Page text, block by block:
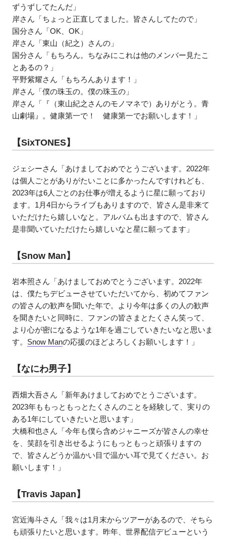
ずうずしてたんだ」
岸さん「ちょっと正直してました。皆さんしてたので」
国分さん「OK、OK」
岸さん「東山（紀之）さんの」
国分さん「もちろん。ちなみにこれは他のメンバー見たこ
とあるの？」
平野紫耀さん「もちろんあります！」
岸さん「僕の珠玉の。僕の珠玉の」
岸さん「『（東山紀之さんのモノマネで）ありがとう。青
山劇場』。健康第一で！ 健康第一でお願いします！」
【SixTONES】
ジェシーさん「あけましておめでとうございます。2022年
は個人ごとがありがたいことに多かったんですけれども、
2023年は6人ごとのお仕事が増えるように星に願っており
ます。1月4日からライブもありますので、皆さん是非来て
いただけたら嬉しいなと。アルバムも出ますので、皆さん
是非聞いていただけたら嬉しいなと星に願ってます」
【Snow Man】
岩本照さん「あけましておめでとうございます。2022年
は、僕たちデビューさせていただいてから、初めてファン
の皆さんの歓声を聞いた年で。より今年は多くの人の歓声
を聞きたいと同時に、ファンの皆さまとたくさん笑って、
より心が密になるような1年を過ごしていきたいなと思いま
す。 Snow Manの応援のほどよろしくお願いします！」
【なにわ男子】
西畑大吾さん「新年あけましておめでとうございます。
2023年ももっともっとたくさんのことを経験して、実りの
ある1年にしていきたいと思います」
大橋和也さん「今年も僕ら含めジャニーズが皆さんの幸せ
を、笑顔を引き出せるようにもっともっと頑張りますの
で、皆さんどうか温かい目で温かい耳で見てください。お
願いします！」
【Travis Japan】
宮近海斗さん「我々は1月末からツアーがあるので、そちら
も頑張りたいと思います。昨年、世界配信デビューという